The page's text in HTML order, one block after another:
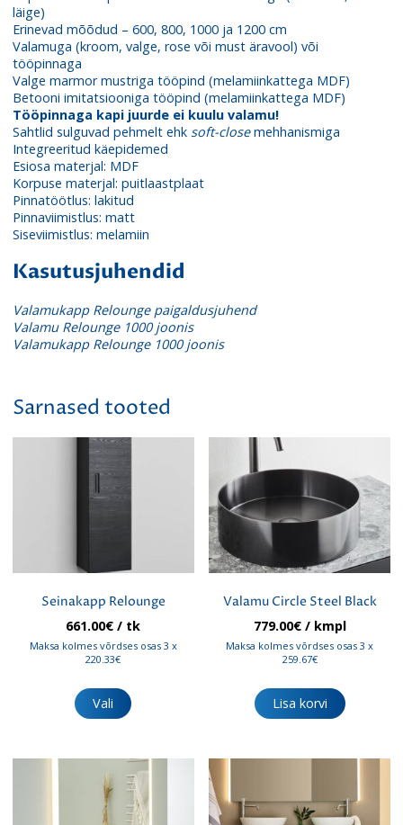
läige)
Erinevad mõõdud – 600, 800, 1000 ja 1200 cm
Valamuga (kroom, valge, rose või must äravool) või
tööpinnaga
Valge marmor mustriga tööpind (melamiinkattega MDF)
Betooni imitatsiooniga tööpind (melamiinkattega MDF)
Tööpinnaga kapi juurde ei kuulu valamu!
Sahtlid sulguvad pehmelt ehk soft-closemehhanismiga
Integreeritud käepidemed
Esiosa materjal: MDF
Korpuse materjal: puitlaastplaat
Pinnatöötlus: lakitud
Pinnaviimistlus: matt
Siseviimistlus: melamiin
Kasutusjuhendid
Valamukapp Relounge paigaldusjuhend
Valamu Relounge 1000 joonis
Valamukapp Relounge 1000 joonis
Sarnased tooted
Seinakapp Relounge
661.00€ / tk
Maksa kolmes võrdses osas 3 x
220.33€
Vali
tootel
Valikuid
saab
teha
tootelehel.
Valamu Circle Steel Black
779.00€/ kmpl
Maksa kolmes võrdses osas 3 x
259.67€
Lisa korvi